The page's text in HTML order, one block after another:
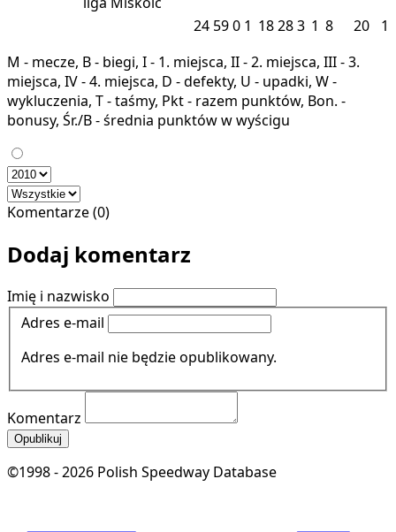
24 590 1 18283 1 8 20
1
M - mecze, B - biegi, I - 1. miejsca, II - 2. miejsca, III - 3.
miejsca, IV - 4. miejsca, D - defekty, U - upadki, W -
wykluczenia, T - taśmy, Pkt - razem punktów, Bon. -
bonusy, Śr./B - średnia punktów w wyścigu
Komentarze (0)
Dodaj komentarz
Imię i nazwisko
Adres e-mail
Adres e-mail nie będzie opublikowany.
Komentarz
Opublikuj
©1998 - 2026 Polish Speedway Database